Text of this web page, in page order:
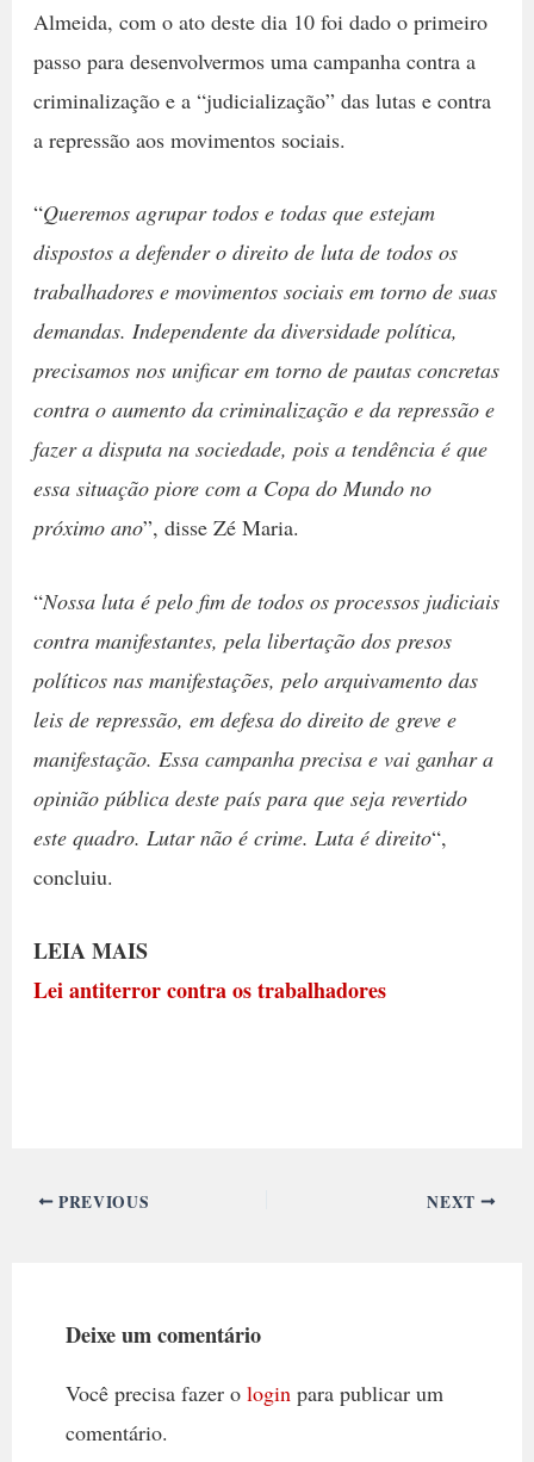
Almeida, com o ato deste dia 10 foi dado o primeiro
passo para desenvolvermos uma campanha contra a
criminalização e a “judicialização” das lutas e contra
a repressão aos movimentos sociais.
“Queremos agrupar todos e todas que estejam
dispostos a defender o direito de luta de todos os
trabalhadores e movimentos sociais em torno de suas
demandas. Independente da diversidade política,
precisamos nos unificar em torno de pautas concretas
contra o aumento da criminalização e da repressão e
fazer a disputa na sociedade, pois a tendência é que
essa situação piore com a Copa do Mundo no
próximo ano”, disse Zé Maria.
“Nossa luta é pelo fim de todos os processos judiciais
contra manifestantes, pela libertação dos presos
políticos nas manifestações, pelo arquivamento das
leis de repressão, em defesa do direito de greve e
manifestação. Essa campanha precisa e vai ganhar a
opinião pública deste país para que seja revertido
este quadro. Lutar não é crime. Luta é direito“,
concluiu.
LEIA MAIS
Lei antiterror contra os trabalhadores
PREVIOUS NEXT
Deixe um comentário
Você precisa fazer o loginpara publicar um
comentário.